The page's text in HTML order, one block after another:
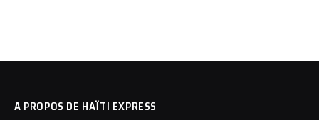
A PROPOS DE HAÏTI EXPRESS